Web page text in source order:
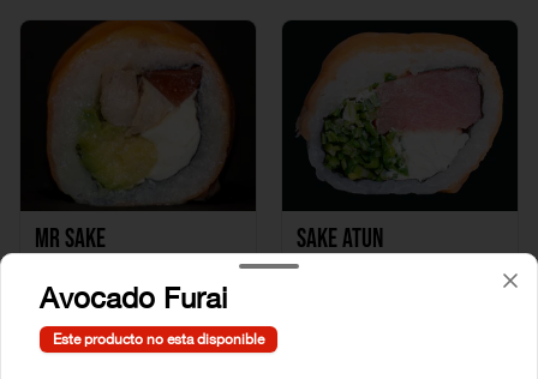
Mr Sake
$5.990
Sake Atun
Avocado Furai
Este producto no esta disponible